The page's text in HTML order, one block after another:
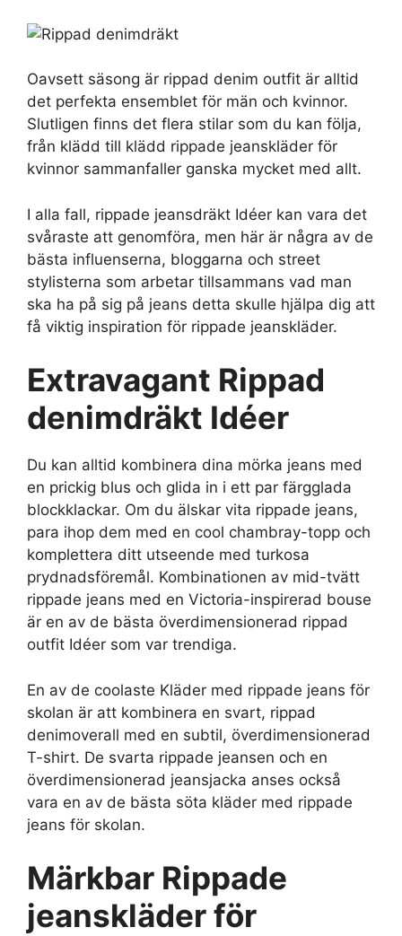
Oavsett säsong är rippad denim outfit är alltid
det perfekta ensemblet för män och kvinnor.
Slutligen finns det flera stilar som du kan följa,
från klädd till klädd rippade jeanskläder för
kvinnor sammanfaller ganska mycket med allt.
I alla fall, rippade jeansdräkt Idéer kan vara det
svåraste att genomföra, men här är några av de
bästa influenserna, bloggarna och street
stylisterna som arbetar tillsammans vad man
ska ha på sig på jeans detta skulle hjälpa dig att
få viktig inspiration för rippade jeanskläder.
Extravagant Rippad
denimdräkt Idéer
Du kan alltid kombinera dina mörka jeans med
en prickig blus och glida in i ett par färgglada
blockklackar. Om du älskar vita rippade jeans,
para ihop dem med en cool chambray-topp och
komplettera ditt utseende med turkosa
prydnadsföremål. Kombinationen av mid-tvätt
rippade jeans med en Victoria-inspirerad bouse
är en av de bästa överdimensionerad rippad
outfit Idéer som var trendiga.
En av de coolaste Kläder med rippade jeans för
skolan är att kombinera en svart, rippad
denimoverall med en subtil, överdimensionerad
T-shirt. De svarta rippade jeansen och en
överdimensionerad jeansjacka anses också
vara en av de bästa söta kläder med rippade
jeans för skolan.
Märkbar Rippade
jeanskläder för